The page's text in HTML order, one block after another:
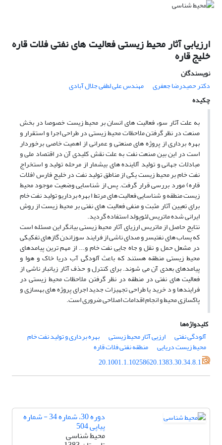
ارزیابی آثار محیط زیستی فعالیت های نفتی فلات قاره
خلیج قاره
نویسندگان
دکتر حمیدرضا جعفری
مهندس علی لطفی جلال آبادی
چکیده
به علت آثار سوء فعالیت های انسان بر محیط زیست خصوصا در بخش
صنعت در نظر گرفتن ملاحظات محیط زیستی در طراحی اجرا و استقرار و
بهره برداری از پروژه های صنعتی و عمرانی از اهمیت خاصی برخوردار
است در این بین صنعت نفت به علت نقش کلیدی آن در اقتصاد ملی و
مبادلات جهانی و تولید آلاینده های بیشمار از مرحله تولید و استخراج
نفت خام بر محیط زیست یکی از مناطق تولید نفت در خلیج فارس (فلات
قاره) مورد بررسی قرار گرفت. پس از شناسایی وضعیت موجود محیط
زیست منطقه و شناسایی فعالیت های مرتط ا بهره برداریو تولید نفت خام
برای تعیین آثار مثبت و منفی فعالیت های نفتی بر محیط زیست از روش
ایرانی شده ماتریس لئوپولد استفاده گردید.
نتایج حاصل از ماتریس ارزیای آثار محیط زیستی بیانگر این مسئله است
که پساب های نفتیسر و صدای ناشی از فرایند سوزاندن گازهای تفکیکی
در مشعل حمل و نقل و جاه جایی نفت خام و... از مهم ترین پیامدهای
محیط زیستی منطقه هستند که باعث آلودگی آب دریا خاک و هوا و
پیامدهای بعدی آن می شوند. برای کنترل و حذف آثار زیانبار ناشی از
فعالیت های نفتی در منطقه در نظر گرفتن ملاحظات محیط زیستی در
فرایندها و د خرید یا طراحی تجهیزات جدید اجرای پروژه های بهسازی و
پاکسازی محیط و انجام اقدامات اصلاحی ضروری است.
کلیدواژه‌ها
آلودگی نفتی
ارزیی آثار محیط زیستی بهره برداری و تولید نفت خام
محیط زیست دریایی
منطقه نفتی فلات قاره
20.1001.1.10258620.1383.30.34.8.1
دوره 30، شماره 34 - شماره
پیاپی 504
محیط شناسی